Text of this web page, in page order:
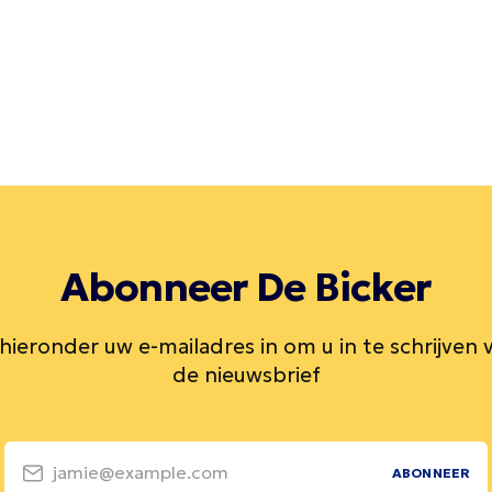
Abonneer De Bicker
uw e-mailadres in om u in te schrijven
de nieuwsbrief
jamie@example.com ABONNEER